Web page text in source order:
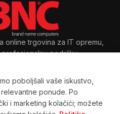
poboljšali vaše iskustvo,
ponude. Po
i marketing kolačići; možete
online trgovina za IT opremu,
podršku.
· +387 61 89 11 48